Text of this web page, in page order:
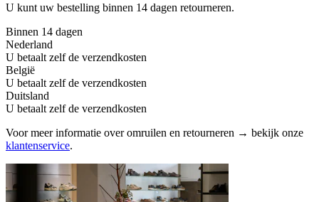
U kunt uw bestelling binnen 14 dagen retourneren.
Binnen 14 dagen
Nederland
U betaalt zelf de verzendkosten
België
U betaalt zelf de verzendkosten
Duitsland
U betaalt zelf de verzendkosten
Voor meer informatie over omruilen en retourneren → bekijk onze
klantenservice.